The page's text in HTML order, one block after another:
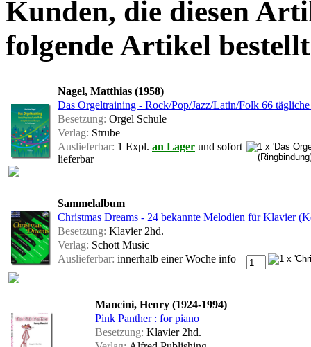
Kunden, die diesen
folgende Artikel
Nagel, Matthias (1958)
Das Orgeltraining - Rock/Pop/Jazz/Latin/Folk 66
Besetzung: Orgel Schule
Verlag: Strube
Auslieferbar: 1 Expl. an Lager und sofort
lieferbar
Sammelalbum
Christmas Dreams - 24 bekannte Melodien für Klavier
Besetzung: Klavier 2hd.
Verlag: Schott Music
Auslieferbar: innerhalb einer Woche info
Mancini, Henry (1924-1994)
Pink Panther : for piano
Besetzung: Klavier 2hd.